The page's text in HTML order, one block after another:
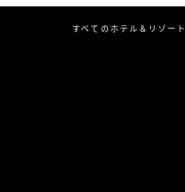
すべてのホテル＆リゾート